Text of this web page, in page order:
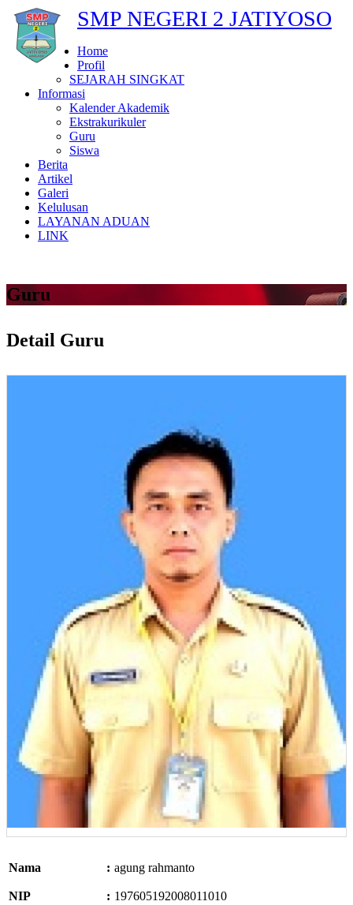
SMP NEGERI 2 JATIYOSO
Home
Profil
SEJARAH SINGKAT
Informasi
Kalender Akademik
Ekstrakurikuler
Guru
Siswa
Berita
Artikel
Galeri
Kelulusan
LAYANAN ADUAN
LINK
Guru
Detail Guru
Nama : agung rahmanto
NIP : 197605192008011010